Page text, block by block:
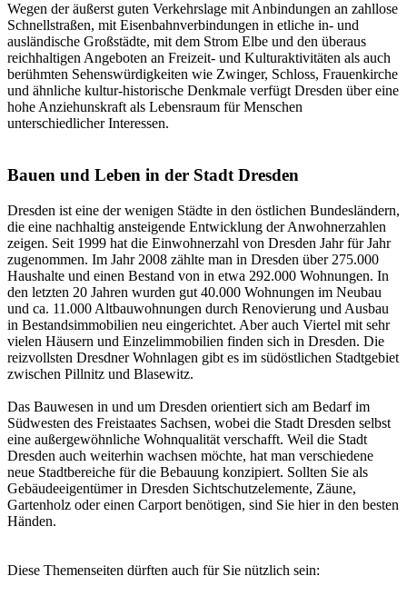
Wegen der äußerst guten Verkehrslage mit Anbindungen an zahllose
Schnellstraßen, mit Eisenbahnverbindungen in etliche in- und
ausländische Großstädte, mit dem Strom Elbe und den überaus
reichhaltigen Angeboten an Freizeit- und Kulturaktivitäten als auch
berühmten Sehenswürdigkeiten wie Zwinger, Schloss, Frauenkirche
und ähnliche kultur-historische Denkmale verfügt Dresden über eine
hohe Anziehunskraft als Lebensraum für Menschen
unterschiedlicher Interessen.
Bauen und Leben in der Stadt Dresden
Dresden ist eine der wenigen Städte in den östlichen Bundesländern,
die eine nachhaltig ansteigende Entwicklung der Anwohnerzahlen
zeigen. Seit 1999 hat die Einwohnerzahl von Dresden Jahr für Jahr
zugenommen. Im Jahr 2008 zählte man in Dresden über 275.000
Haushalte und einen Bestand von in etwa 292.000 Wohnungen. In
den letzten 20 Jahren wurden gut 40.000 Wohnungen im Neubau
und ca. 11.000 Altbauwohnungen durch Renovierung und Ausbau
in Bestandsimmobilien neu eingerichtet. Aber auch Viertel mit sehr
vielen Häusern und Einzelimmobilien finden sich in Dresden. Die
reizvollsten Dresdner Wohnlagen gibt es im südöstlichen Stadtgebiet
zwischen Pillnitz und Blasewitz.
Das Bauwesen in und um Dresden orientiert sich am Bedarf im
Südwesten des Freistaates Sachsen, wobei die Stadt Dresden selbst
eine außergewöhnliche Wohnqualität verschafft. Weil die Stadt
Dresden auch weiterhin wachsen möchte, hat man verschiedene
neue Stadtbereiche für die Bebauung konzipiert. Sollten Sie als
Gebäudeeigentümer in Dresden Sichtschutzelemente, Zäune,
Gartenholz oder einen Carport benötigen, sind Sie hier in den besten
Händen.
Diese Themenseiten dürften auch für Sie nützlich sein: